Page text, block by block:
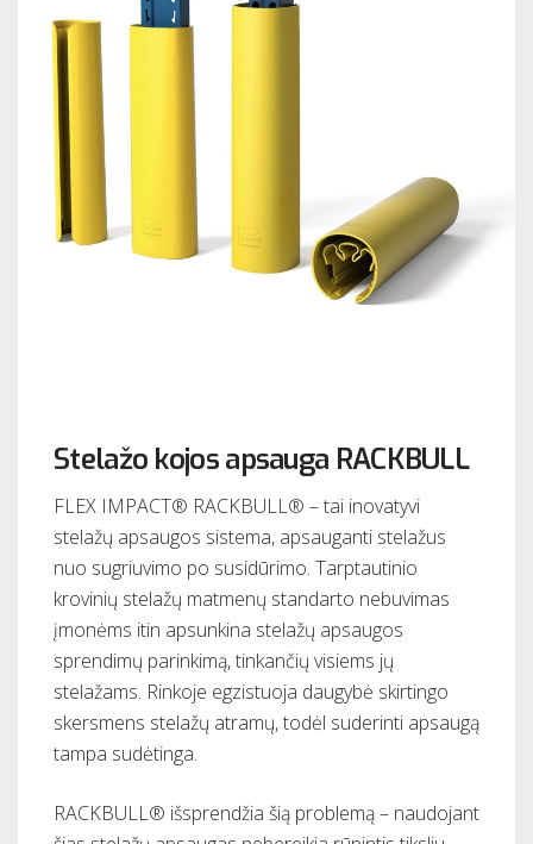
Stelažo kojos apsauga RACKBULL
FLEX IMPACT® RACKBULL® – tai inovatyvi
stelažų apsaugos sistema, apsauganti stelažus
nuo sugriuvimo po susidūrimo. Tarptautinio
krovinių stelažų matmenų standarto nebuvimas
įmonėms itin apsunkina stelažų apsaugos
sprendimų parinkimą, tinkančių visiems jų
stelažams. Rinkoje egzistuoja daugybė skirtingo
skersmens stelažų atramų, todėl suderinti apsaugą
tampa sudėtinga.
RACKBULL® išsprendžia šią problemą – naudojant